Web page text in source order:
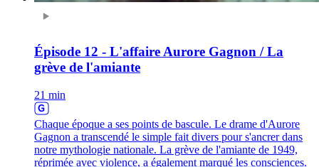
Épisode 12 - L'affaire Aurore Gagnon / La
grève de l'amiante
21 min
Chaque époque a ses points de bascule. Le drame d'Aurore
Gagnon a transcendé le simple fait divers pour s'ancrer dans
notre mythologie nationale. La grève de l'amiante de 1949,
réprimée avec violence, a également marqué les consciences.